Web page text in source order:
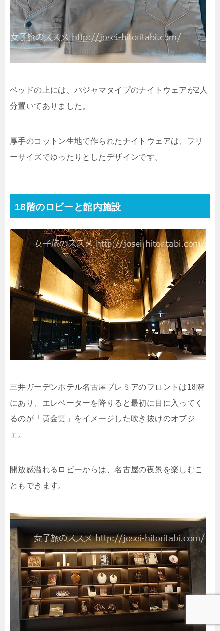
ベッドの上には、パジャマタイプのナイトウェアが2人
分置いてありました。
厚手のコットン生地で作られたナイトウェアは、フリ
ーサイズでゆったりとしたデザインです。
18階のロビーと館内施設
三井ガーデンホテル名古屋プレミアのフロントは18階
にあり、エレベーターを降りると最初に目に入ってく
るのが「黄金雲」をイメージした吹き抜けのオブジ
ェ。
開放感溢れるロビーからは、名古屋の夜景を楽しむこ
ともできます。